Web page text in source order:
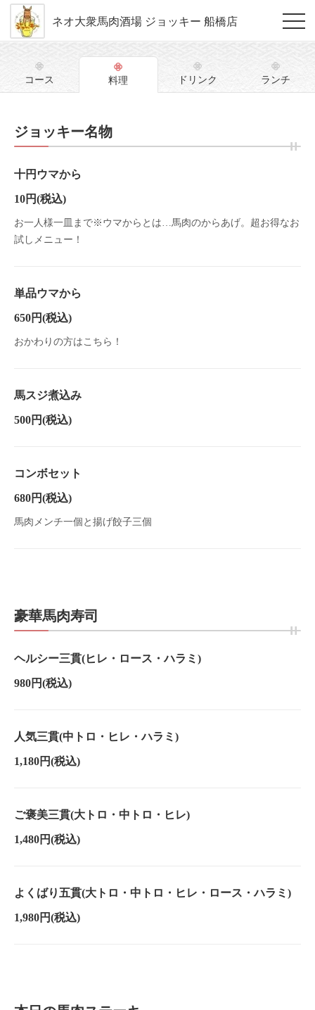
ネオ大衆馬肉酒場 ジョッキー 船橋店
コース 料理 ドリンク ランチ
ジョッキー名物
十円ウマから
10円(税込)
お一人様一皿まで※ウマからとは…馬肉のからあげ。超お得なお
試しメニュー！
単品ウマから
650円(税込)
おかわりの方はこちら！
馬スジ煮込み
500円(税込)
コンボセット
680円(税込)
馬肉メンチ一個と揚げ餃子三個
豪華馬肉寿司
ヘルシー三貫(ヒレ・ロース・ハラミ)
980円(税込)
人気三貫(中トロ・ヒレ・ハラミ)
1,180円(税込)
ご褒美三貫(大トロ・中トロ・ヒレ)
1,480円(税込)
よくばり五貫(大トロ・中トロ・ヒレ・ロース・ハラミ)
1,980円(税込)